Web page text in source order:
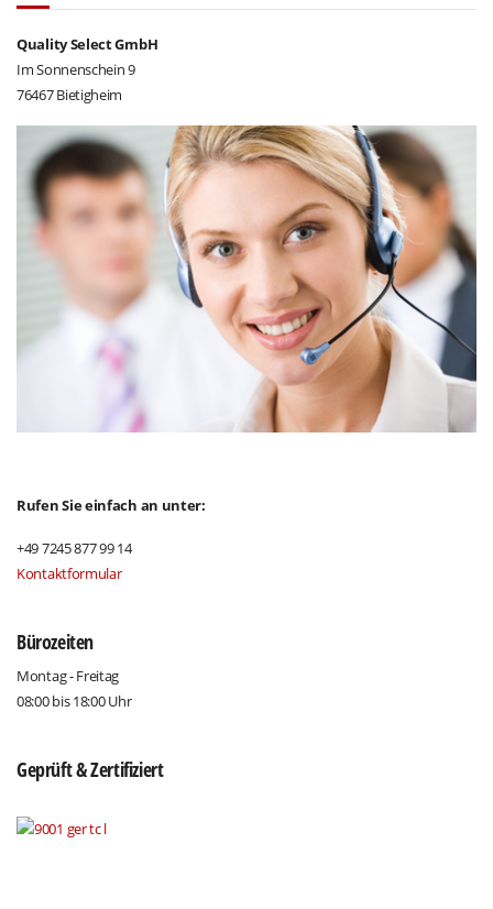
Quality Select GmbH
Im Sonnenschein 9
76467 Bietigheim
Rufen Sie einfach an unter:
+49 7245 877 99 14
Kontaktformular
Bürozeiten
Montag - Freitag
08:00 bis 18:00 Uhr
Geprüft & Zertifiziert